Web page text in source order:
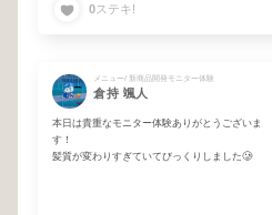
がけることができております。
きるような気持ちで過ごしています。
0ステキ!
メニュー/ 新商品開発モニター体験
倉持 颯人
本日は貴重なモニター体験ありがとうございま
す！
髪質が変わりすぎていてびっくりしました‪🥲‎